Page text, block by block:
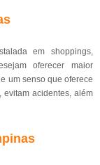
em shoppings,
oferecer maior
um senso que oferece
evitam acidentes, além